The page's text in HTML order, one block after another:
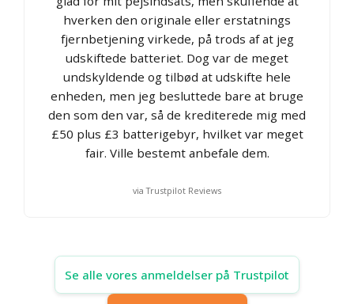
hverken den originale eller erstatnings
fjernbetjening virkede, på trods af at jeg
udskiftede batteriet. Dog var de meget
undskyldende og tilbød at udskifte hele
enheden, men jeg besluttede bare at bruge
den som den var, så de krediterede mig med
£50 plus £3 batterigebyr, hvilket var meget
fair. Ville bestemt anbefale dem.
via Trustpilot Reviews
Se alle vores anmeldelser på Trustpilot